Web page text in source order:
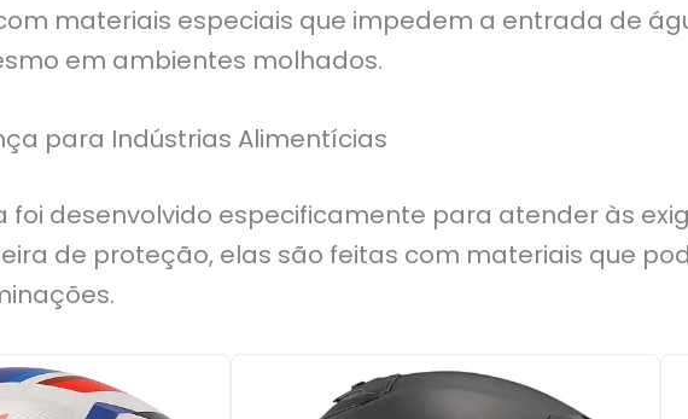
materiais especiais que impedem a entrada de
em ambientes molhados.
para Indústrias Alimentícias
foi desenvolvido especificamente para atender às
de proteção, elas são feitas com materiais que